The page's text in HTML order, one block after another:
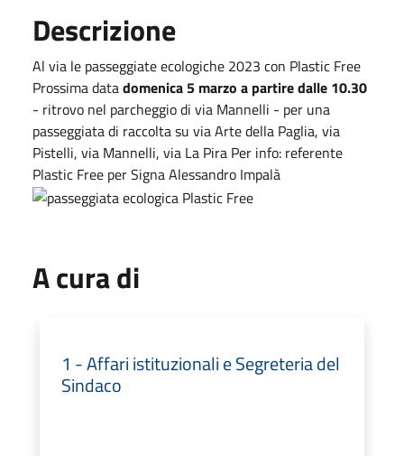
Descrizione
Al via le passeggiate ecologiche 2023 con Plastic Free
Prossima datadomenica 5 marzo a partire dalle 10.30
- ritrovo nel parcheggio di via Mannelli - per una
passeggiata di raccolta su via Arte della Paglia, via
Pistelli, via Mannelli, via La Pira Per info: referente
Plastic Free per Signa Alessandro Impalà
A cura di
1 - Affari istituzionali e Segreteria del
Sindaco